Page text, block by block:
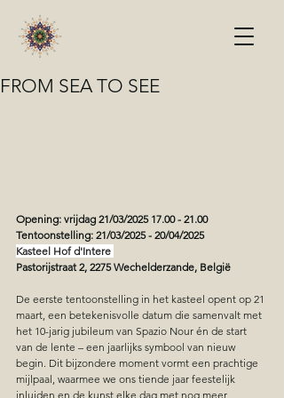
FROM SEA TO SEE
Opening: vrijdag 21/03/2025 17.00 - 21.00
Tentoonstelling: 21/03/2025 - 20/04/2025
Kasteel Hof d'Intere
Pastorijstraat 2, 2275 Wechelderzande, België
De eerste tentoonstelling in het kasteel opent op 21
maart, een betekenisvolle datum die samenvalt met
het 10-jarig jubileum van Spazio Nour én de start
van de lente – een jaarlijks symbool van nieuw
begin. Dit bijzondere moment vormt een prachtige
mijlpaal, waarmee we ons tiende jaar feestelijk
inluiden en de kunst elke dag met nog meer